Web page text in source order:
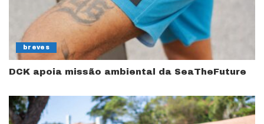
breves
DCK apoia missão ambiental da SeaTheFuture